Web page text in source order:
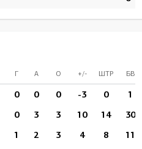
Г А О +/- ШТР БВ
0 0 0 -3 0 1
0 3 3 10 14 30
1 2 3 4 8 11